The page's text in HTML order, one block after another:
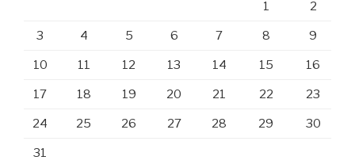
1 2
3 4 5 6 7 8 9
10 11 12 13 14 15 16
17 18 19 20 21 22 23
24 25 26 27 28 29 30
31